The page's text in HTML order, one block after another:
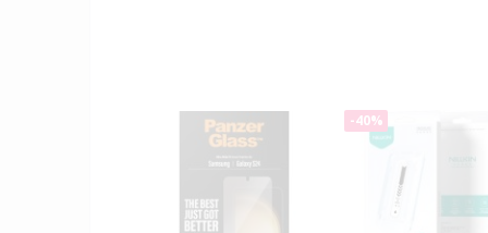
-40%